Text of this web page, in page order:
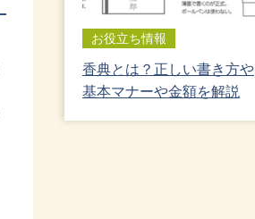
お役立ち情報
香典とは？正しい書き方や
基本マナーや金額を解説